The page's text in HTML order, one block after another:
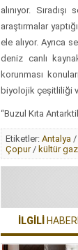
alınıyor.
araştırmalar
ele alıyor. Ayrıca
deniz canlı
korunması
biyolojik çeşitliliği
“Buzul Kıta
Etiketler: Antalya /
Çopur/ kültür
İLGİLİ